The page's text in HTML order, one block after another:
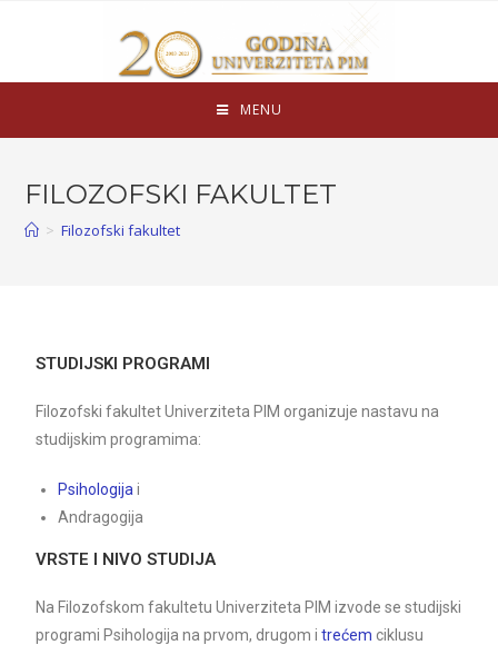
MENU
FILOZOFSKI FAKULTET
> Filozofski fakultet
STUDIJSKI PROGRAMI
Filozofski fakultet Univerziteta PIM organizuje nastavu na
studijskim programima:
Psihologija i
Andragogija
VRSTE I NIVO STUDIJA
Na Filozofskom fakultetu Univerziteta PIM izvode se studijski
programi Psihologija na prvom, drugom itrećem ciklusu